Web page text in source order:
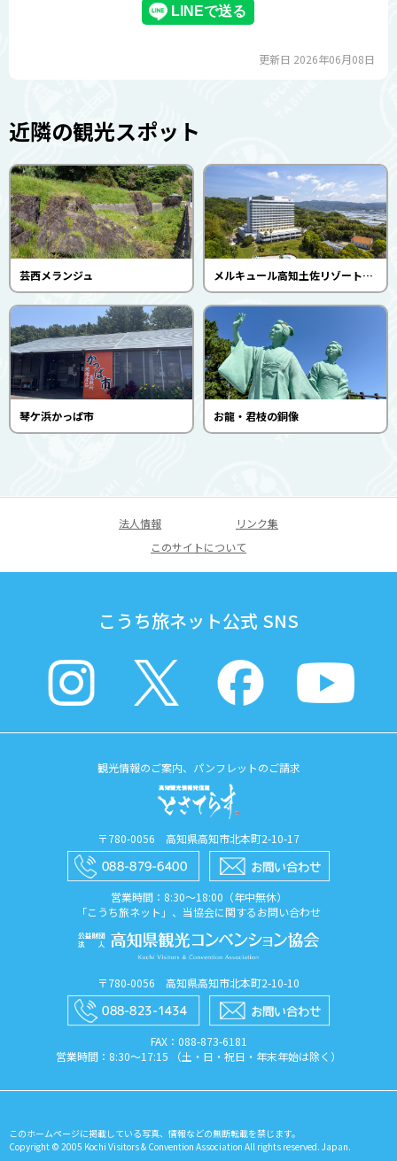
更新日 2026年06月08日
近隣の観光スポット
芸西メランジュ メルキュール高知土佐リゾート＆スパ
琴ケ浜かっぱ市 お龍・君枝の銅像
法人情報
リンク集
このサイトについて
こうち旅ネット公式 SNS
観光情報のご案内、パンフレットのご請求
〒780-0056 高知県高知市北本町2-10-17
営業時間：8:30〜18:00（年中無休）
「こうち旅ネット」、当協会に関するお問い合わせ
〒780-0056 高知県高知市北本町2-10-10
FAX：088​-873​-6181
営業時間：8:30〜17:15 （土・日・祝日・年末年始は除く）
このホームページに掲載している写真、情報などの無断転載を禁じます。
Copyright © 2005 Kochi Visitors & Convention Association All rights reserved. Japan.